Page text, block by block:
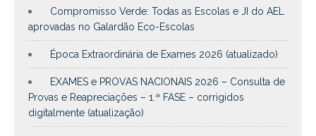
Compromisso Verde: Todas as Escolas e JI do AEL
aprovadas no Galardão Eco-Escolas
Época Extraordinária de Exames 2026 (atualizado)
EXAMES e PROVAS NACIONAIS 2026 – Consulta de
Provas e Reapreciações – 1.ª FASE – corrigidos
digitalmente (atualização)